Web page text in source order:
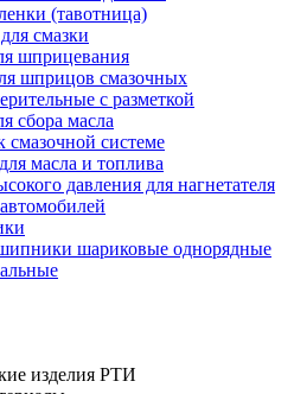
(тавотница)
смазки
шприцевания
шприцов смазочных
с разметкой
сбора масла
смазочной системе
масла и топлива
давления для нагнетателя
шариковые однорядные
изделия РТИ